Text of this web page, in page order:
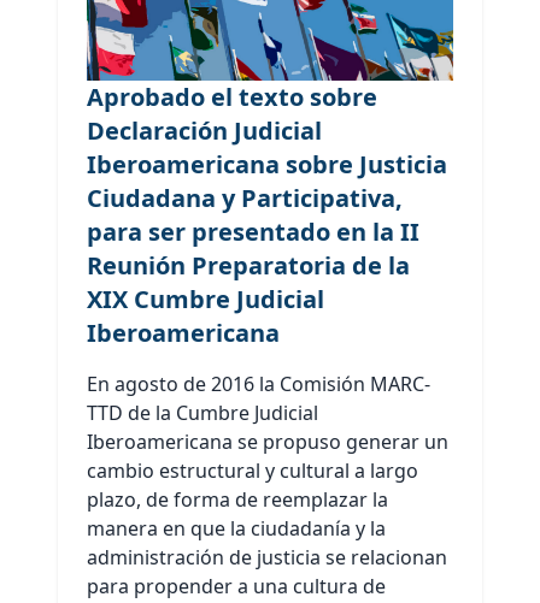
Aprobado el texto sobre
Declaración Judicial
Iberoamericana sobre Justicia
Ciudadana y Participativa,
para ser presentado en la II
Reunión Preparatoria de la
XIX Cumbre Judicial
Iberoamericana
En agosto de 2016 la Comisión MARC-
TTD de la Cumbre Judicial
Iberoamericana se propuso generar un
cambio estructural y cultural a largo
plazo, de forma de reemplazar la
manera en que la ciudadanía y la
administración de justicia se relacionan
para propender a una cultura de